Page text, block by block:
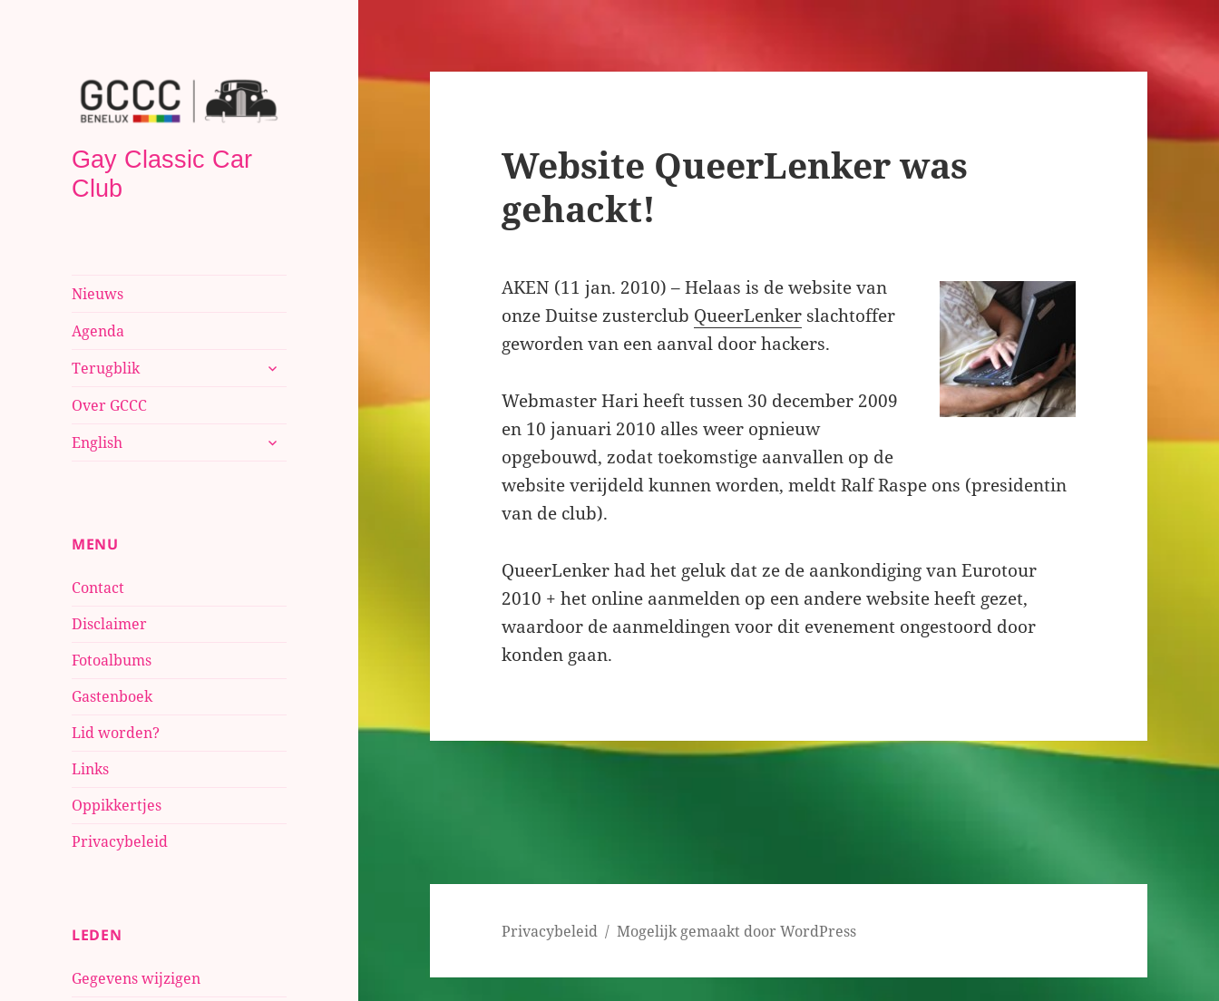
Gay Classic Car
Club
Nieuws
Agenda
Terugblik
submenu
Over GCCC
English
submenu
MENU
Contact
Disclaimer
Fotoalbums
Gastenboek
Lid worden?
Links
Oppikkertjes
Privacybeleid
LEDEN
Gegevens wijzigen
Website QueerLenker was
gehackt!
AKEN (11 jan. 2010) – Helaas is de website van
onze Duitse zusterclub QueerLenker slachtoffer
geworden van een aanval door hackers.
Webmaster Hari heeft tussen 30 december 2009
en 10 januari 2010 alles weer opnieuw
opgebouwd, zodat toekomstige aanvallen op de
website verijdeld kunnen worden, meldt Ralf Raspe ons (presidentin
van de club).
QueerLenker had het geluk dat ze de aankondiging van Eurotour
2010 + het online aanmelden op een andere website heeft gezet,
waardoor de aanmeldingen voor dit evenement ongestoord door
konden gaan.
Privacybeleid Mogelijk gemaakt door WordPress